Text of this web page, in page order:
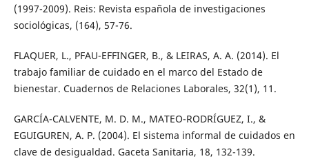
(1997-2009). Reis: Revista española de investigaciones
sociológicas, (164), 57-76.
FLAQUER, L., PFAU-EFFINGER, B., & LEIRAS, A. A. (2014). El
trabajo familiar de cuidado en el marco del Estado de
bienestar. Cuadernos de Relaciones Laborales, 32(1), 11.
GARCÍA-CALVENTE, M. D. M., MATEO-RODRÍGUEZ, I., &
EGUIGUREN, A. P. (2004). El sistema informal de cuidados en
clave de desigualdad. Gaceta Sanitaria, 18, 132-139.